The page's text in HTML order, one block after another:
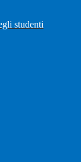
studenti